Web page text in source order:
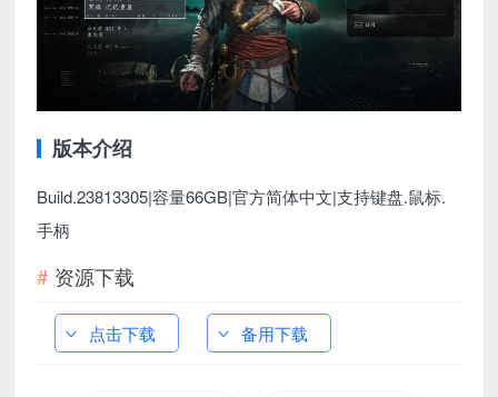
版本介绍
Build.23813305|容量66GB|官方简体中文|支持键盘.鼠标.
手柄
资源下载
点击下载 备用下载